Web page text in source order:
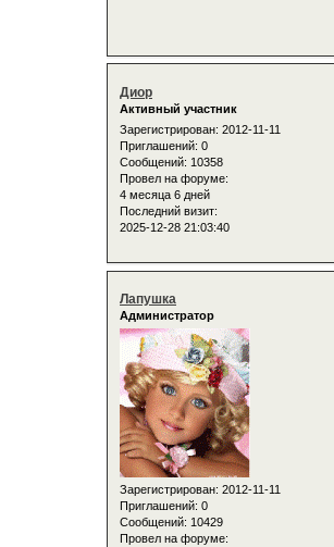
Диор
Активный участник
Зарегистрирован: 2012-11-11
Приглашений: 0
Сообщений: 10358
Провел на форуме:
4 месяца 6 дней
Последний визит:
2025-12-28 21:03:40
Лапушка
Администратор
Зарегистрирован: 2012-11-11
Приглашений: 0
Сообщений: 10429
Провел на форуме: